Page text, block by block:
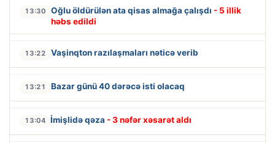
13:30 Oğlu öldürülən ata qisas almağa çalışdı - 5 illik
həbs edildi
13:22 Vaşinqton razılaşmaları nəticə verib
13:21 Bazar günü 40 dərəcə isti olacaq
13:04 İmişlidə qəza - 3 nəfər xəsarət aldı